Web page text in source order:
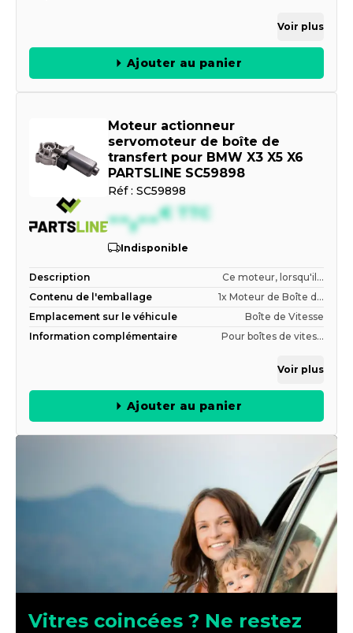
Voir plus
Ajouter au panier
Moteur actionneur
servomoteur de boîte de
transfert pour BMW X3 X5 X6
PARTSLINE SC59898
Réf : SC59898
--,--€ TTC
Indisponible
Description
Ce moteur, lorsqu'il...
Contenu de l'emballage
1x Moteur de Boîte d...
Emplacement sur le véhicule
Boîte de Vitesse
Information complémentaire
Pour boîtes de vites...
Voir plus
Ajouter au panier
Vitres coincées ? Ne restez